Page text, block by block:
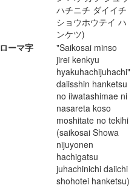
ハチニチ ダイイチ
ショウホウテイ ハ
ンケツ)
ローマ字
"Saikosai minso
jirei kenkyu
hyakuhachijuhachi"
daiisshin hanketsu
no iiwatashimae ni
nasareta koso
moshitate no tekihi
(saikosai Showa
nijuyonen
hachigatsu
juhachinichi daiichi
shohotei hanketsu)